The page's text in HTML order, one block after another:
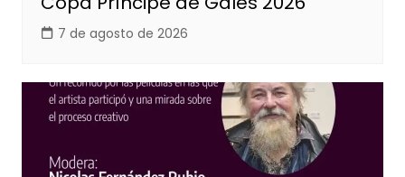
7 de agosto de 2026